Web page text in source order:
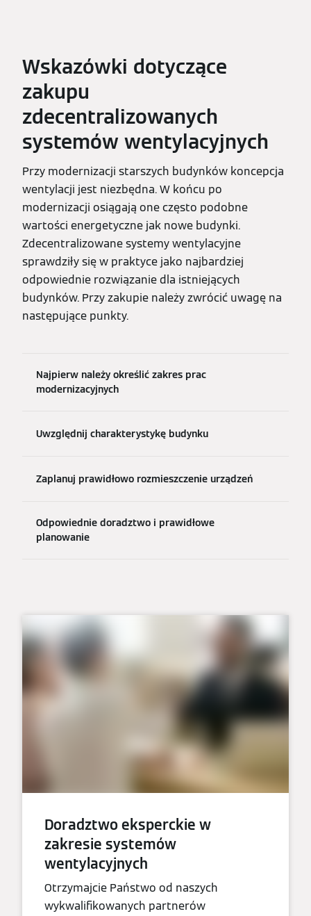
Wskazówki dotyczące
zakupu
zdecentralizowanych
systemów wentylacyjnych
Przy modernizacji starszych budynków koncepcja
wentylacji jest niezbędna. W końcu po
modernizacji osiągają one często podobne
wartości energetyczne jak nowe budynki.
Zdecentralizowane systemy wentylacyjne
sprawdziły się w praktyce jako najbardziej
odpowiednie rozwiązanie dla istniejących
budynków. Przy zakupie należy zwrócić uwagę na
następujące punkty.
Najpierw należy określić zakres prac
modernizacyjnych
Uwzględnij charakterystykę budynku
Zaplanuj prawidłowo rozmieszczenie urządzeń
Odpowiednie doradztwo i prawidłowe
planowanie
Doradztwo eksperckie w
zakresie systemów
wentylacyjnych
Otrzymajcie Państwo od naszych
wykwalifikowanych partnerów